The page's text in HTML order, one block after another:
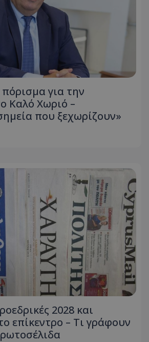
για την
Καλό Χωριό –
που ξεχωρίζουν»
2028 και
επίκεντρο – Τι γράφουν